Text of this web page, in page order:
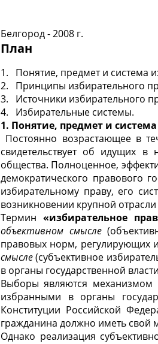
Белгород - 2008 г.
План
1. Понятие, предмет и система
2. Принципы избирательного
3. Источники избирательного
4. Избирательные системы.
1. Понятие, предмет и
Постоянно возрастающее в
свидетельствует об идущих в
общества. Полноценное,
демократического правового
избирательному праву, его
возникновении крупной отрасли
Термин«избирательное
объективном смысле
правовых норм, регулирующих
смысле(субъективное
в органы государственной
Выборы являются механизмом
избранными в органы
Конституции Российской
гражданина должно иметь свой
Однако реализация